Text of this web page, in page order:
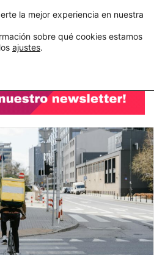
C&A México completa la implementación de su WMS en la nube
la mejor experiencia en nuestra
sobre qué cookies estamos
ajustes.